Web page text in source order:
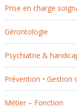
Prise en charge
Gérontologie
Psychiatrie &
Prévention • Gestion
Métier – Fonction